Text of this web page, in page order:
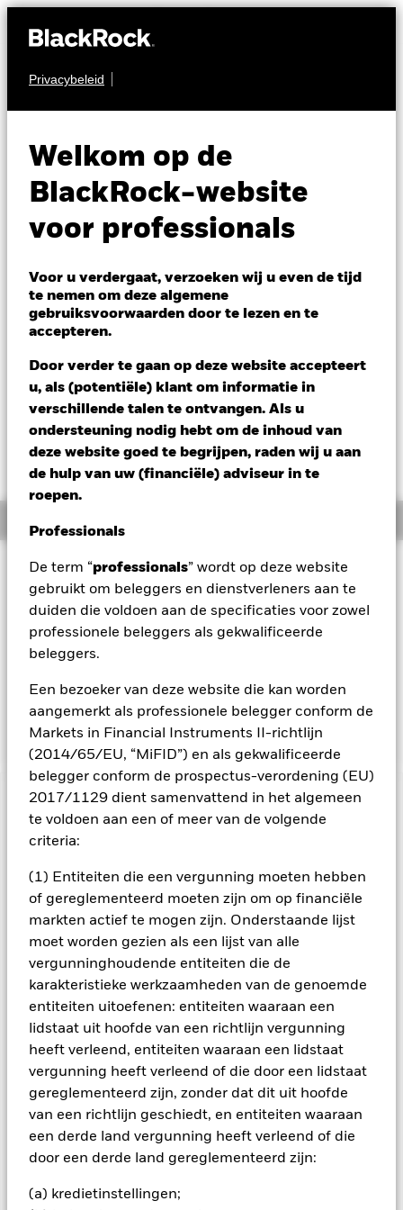
Privacybeleid
Welkom op de
BlackRock-website
voor professionals
Voor u verdergaat, verzoeken wij u even de tijd
te nemen om deze algemene
gebruiksvoorwaarden door te lezen en te
accepteren.
Door verder te gaan op deze website accepteert
u, als (potentiële) klant om informatie in
verschillende talen te ontvangen. Als u
ondersteuning nodig hebt om de inhoud van
deze website goed te begrijpen, raden wij u aan
de hulp van uw (financiële) adviseur in te
roepen.
Professionals
De term “professionals” wordt op deze website
gebruikt om beleggers en dienstverleners aan te
duiden die voldoen aan de specificaties voor zowel
professionele beleggers als gekwalificeerde
beleggers.
Een bezoeker van deze website die kan worden
aangemerkt als professionele belegger conform de
Markets in Financial Instruments II-richtlijn
(2014/65/EU, “MiFID”) en als gekwalificeerde
belegger conform de prospectus-verordening (EU)
2017/1129 dient samenvattend in het algemeen
te voldoen aan een of meer van de volgende
criteria:
(1) Entiteiten die een vergunning moeten hebben
of gereglementeerd moeten zijn om op financiële
markten actief te mogen zijn. Onderstaande lijst
moet worden gezien als een lijst van alle
vergunninghoudende entiteiten die de
karakteristieke werkzaamheden van de genoemde
entiteiten uitoefenen: entiteiten waaraan een
lidstaat uit hoofde van een richtlijn vergunning
heeft verleend, entiteiten waaraan een lidstaat
vergunning heeft verleend of die door een lidstaat
gereglementeerd zijn, zonder dat dit uit hoofde
van een richtlijn geschiedt, en entiteiten waaraan
een derde land vergunning heeft verleend of die
door een derde land gereglementeerd zijn:
(a) kredietinstellingen;
MULTI-ASSET
Asset Income Fund
NAV per 06/aug/2026
EUR 7,84
Verandering NAV 1 dag per 06/aug/2026
EUR -0,02 (-0,25%)
Overzicht
Beleggingsdoel
Het Fonds streeft naar bovengemiddelde opbrengsten op uw
belegging en daarnaast naar kapitaalgroei op lange termijn.
Het Fonds belegt wereldwijd in aandelen, vastrentende
effecten, fondsen, cash, deposito's en
het Fonds hierin belegt, kunnen zonder beperking variëren,
factoren, naar goeddunken van de portefeuillebeheerder.
BELANGRIJKE GEGEVENS: Kapitaalrisico.De waarde en
het rendement van beleggingen kunnen dalen en stijgen, en
zijn niet gegarandeerd. Beleggers verliezen mogelijk hun
beleggingsadvies en vormt ook geen aanbeveling,
aanbieding of uitnodiging om effecten te kopen of verkopen,
of om enige beleggingsstrategie te volgen. BlackRock heeft
niet overwogen of een belegging past bij uw eigen behoeften
en risicotolerantie. Om te verzekeren dat u begrijpt of een
financieel product geschikt is voor u, moet u de Essentiële
Beleggersinformatie lezen. Iedere beslissing om te beleggen
prospectus, de Essentiële Beleggersinformatie, het meest
recente jaarverslag en de door een accountant goedgekeurde
jaarrekening en het eventueel daarna uitgegeven, niet door
de accountant goedgekeurde halfjaarverslag en de
bijbehorende halfjaarrekening. Beleggers dienen kennis te
nemen van de fondsspecifieke risico’s zoals beschreven in het
raden u ten sterkste aan professioneel beleggingsadvies in te